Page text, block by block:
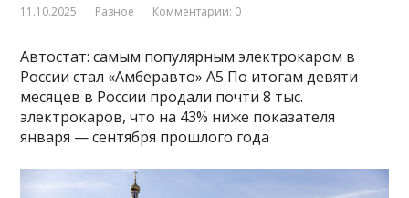
11.10.2025 Разное Комментарии: 0
Автостат: самым популярным электрокаром в
России стал «Амберавто» А5 По итогам девяти
месяцев в России продали почти 8 тыс.
электрокаров, что на 43% ниже показателя
января — сентября прошлого года